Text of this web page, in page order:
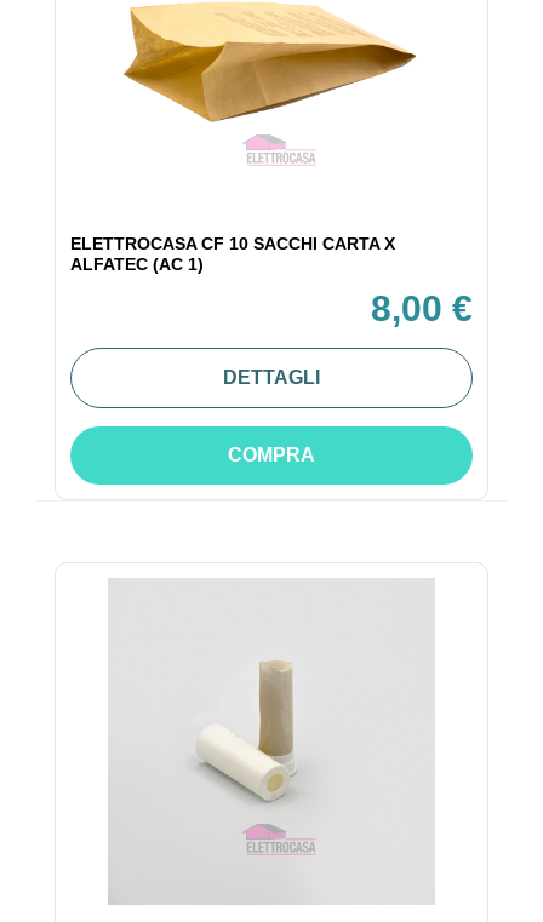
ELETTROCASA CF 10 SACCHI CARTA X
ALFATEC (AC 1)
8,00 €
DETTAGLI
COMPRA